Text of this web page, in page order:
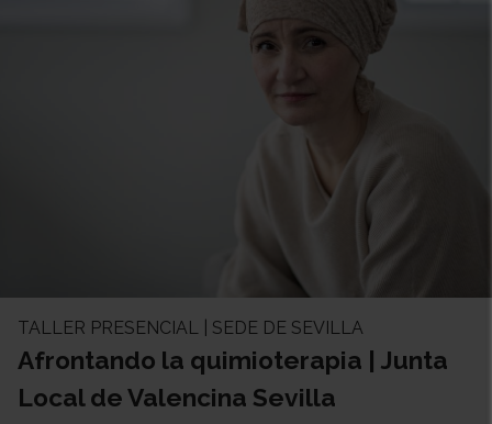
TALLER PRESENCIAL | SEDE DE SEVILLA
Afrontando la quimioterapia | Junta
Local de Valencina Sevilla